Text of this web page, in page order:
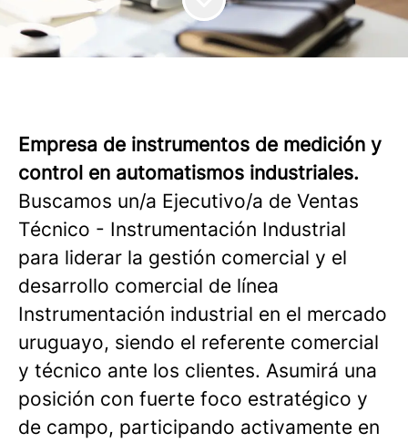
Empresa de instrumentos de medición y
control en automatismos industriales.
Buscamos un/a Ejecutivo/a de Ventas
Técnico - Instrumentación Industrial
para liderar la gestión comercial y el
desarrollo comercial de línea
Instrumentación industrial en el mercado
uruguayo, siendo el referente comercial
y técnico ante los clientes. Asumirá una
posición con fuerte foco estratégico y
de campo, participando activamente en